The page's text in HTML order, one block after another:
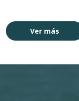
Ver más